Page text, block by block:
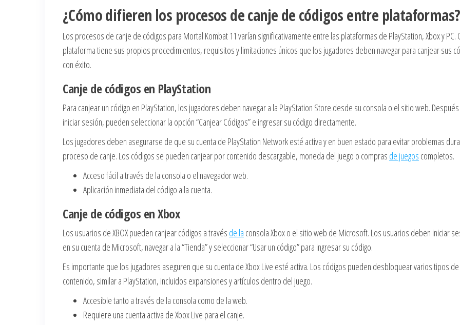
¿Cómo difieren los procesos de canje de códigos entre plataformas?
Los procesos de canje de códigos para Mortal Kombat 11 varían significativamente entre las plataformas de PlayStation, Xbox y PC.
plataforma tiene sus propios procedimientos, requisitos y limitaciones únicos que los jugadores deben navegar para canjear sus
con éxito.
Canje de códigos en PlayStation
Para canjear un código en PlayStation, los jugadores deben navegar a la PlayStation Store desde su consola o el sitio web.
iniciar sesión, pueden seleccionar la opción “Canjear Códigos” e ingresar su código directamente.
Los jugadores deben asegurarse de que su cuenta de PlayStation Network esté activa y en buen estado para evitar problemas
proceso de canje. Los códigos se pueden canjear por contenido descargable, moneda del juego o compras de juegos completos.
Acceso fácil a través de la consola o el navegador web.
Aplicación inmediata del código a la cuenta.
Canje de códigos en Xbox
Los usuarios de XBOX pueden canjear códigos a través de la consola Xbox o el sitio web de Microsoft. Los usuarios deben iniciar
en su cuenta de Microsoft, navegar a la “Tienda” y seleccionar “Usar un código” para ingresar su código.
Es importante que los jugadores aseguren que su cuenta de Xbox Live esté activa. Los códigos pueden desbloquear varios tipos de
contenido, similar a PlayStation, incluidos expansiones y artículos dentro del juego.
Accesible tanto a través de la consola como de la web.
Requiere una cuenta activa de Xbox Live para el canje.